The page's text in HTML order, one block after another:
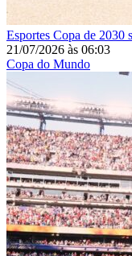
Esportes Copa de 2030
21/07/2026 às 06:03
Copa do Mundo